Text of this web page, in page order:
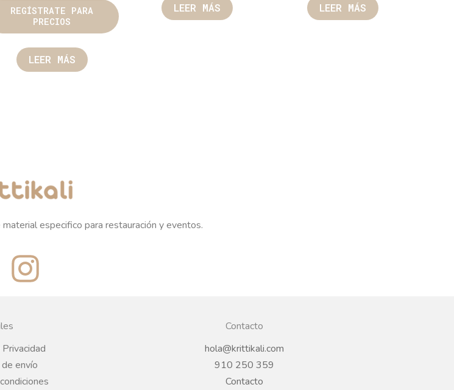
REGÍSTRATE PARA
PRECIOS
LEER MÁS
LEER MÁS LEER MÁS
especifico para restauración y eventos.
I
n
t
envío
Contacto
hola@krittikali.com
910 250 359
Contacto